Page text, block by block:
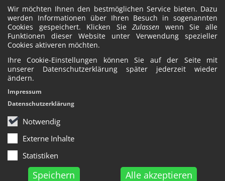
Wir möchten Ihnen den bestmöglichen Service bieten. Dazu
werden Informationen über Ihren Besuch in sogenannten
Cookies gespeichert. Klicken SieZulassen wenn Sie alle
Funktionen dieser Website unter Verwendung spezieller
Cookies aktiveren möchten.
Ihre Cookie-Einstellungen können Sie auf der Seite mit
unserer Datenschutzerklärung später jederzeit wieder
ändern.
Notwendig
Externe Inhalte
Statistiken
Speichern Alle akzeptieren
Impressum
Datenschutzerklärung